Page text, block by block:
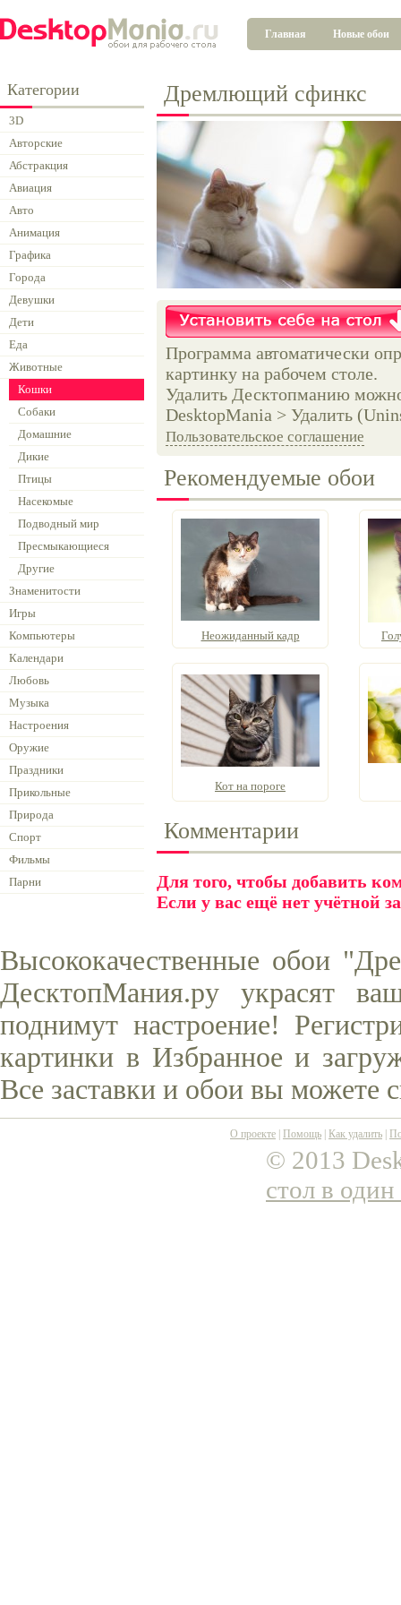
Главная Новые обои
Категории
3D
Авторские
Абстракция
Авиация
Авто
Анимация
Графика
Города
Девушки
Дети
Еда
Животные
Кошки
Собаки
Домашние
Дикие
Птицы
Насекомые
Подводный мир
Пресмыкающиеся
Другие
Знаменитости
Игры
Компьютеры
Календари
Любовь
Музыка
Настроения
Оружие
Праздники
Прикольные
Природа
Спорт
Фильмы
Парни
Дремлющий сфинкс
Программа автоматически
картинку на рабочем столе.
Удалить Десктопманию
DesktopMania > Удалить
Пользовательское соглашение
Рекомендуемые обои
Неожиданный кадр
Кот на пороге
Комментарии
Для того, чтобы добавить
Если у вас ещё нет учётной
Высококачественные обои
ДесктопМания.ру украсят
поднимут настроение!
картинки в Избранное и
Все заставки и обои вы можете
О проекте Помощь Как удалить
© 2013
стол в